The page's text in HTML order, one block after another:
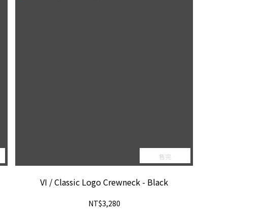
售完
VI / Classic Logo Crewneck - Black
NT$3,280